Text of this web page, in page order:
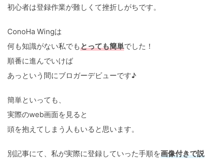
初心者は登録作業が難しくて挫折しがちです。
ConoHa Wingは
何も知識がない私でもとっても簡単でした！
順番に進んでいけば
あっという間にブロガーデビューです♪
簡単といっても、
実際のweb画面を見ると
頭を抱えてしまう人もいると思います。
別記事にて、私が実際に登録していった手順を画像付きで説